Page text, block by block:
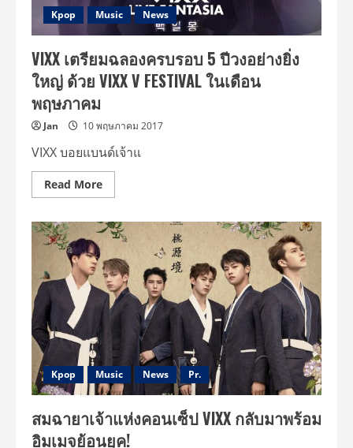
เอ
เชียร์
ทัวร์
มีทติ้ง
ครั้ง
แรก
ใน
มิถุนายน
นี้!!
Kpop Music News
VIXX เตรียมฉลองครบรอบ 5 ปีวงอย่างยิ่ง
ใหญ่ ด้วย VIXX V FESTIVAL ในเดือน
พฤษภาคม
Jan 10 พฤษภาคม 2017
VIXX บอยแบนด์เจ้าแ
Read MoreRead
more
เตรียม
ฉลอง
รอบ
5
ปี
วง
อย่าง
ยิ่ง
VIXX
FESTIVAL
ใน
เดือน
Kpop Music News Pr.
สมฉายาเจ้าแห่งคอนเซ็ป VIXX กลับมาพร้อม
อิมเมจย้อนยุค!